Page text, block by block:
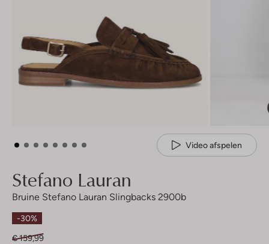
Video afspelen
Stefano Lauran
Bruine Stefano Lauran Slingbacks 2900b
-30%
€ 159,99